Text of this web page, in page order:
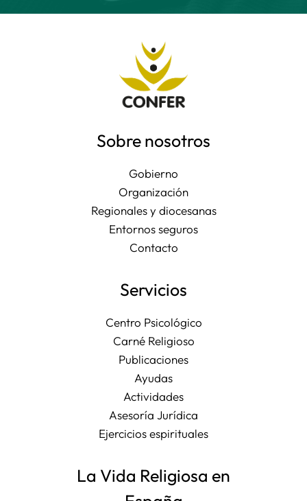
Sobre nosotros
Gobierno
Organización
Regionales y diocesanas
Entornos seguros
Contacto
Servicios
Centro Psicológico
Carné Religioso
Publicaciones
Ayudas
Actividades
Asesoría Jurídica
Ejercicios espirituales
La Vida Religiosa en